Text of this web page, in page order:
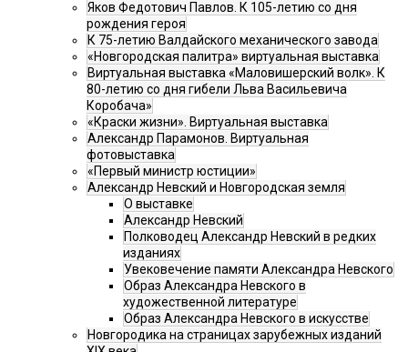
Яков Федотович Павлов. К 105-летию со дня
рождения героя
К 75-летию Валдайского механического завода
«Новгородская палитра» виртуальная выставка
Виртуальная выставка «Маловишерский волк». К
80-летию со дня гибели Льва Васильевича
Коробача»
«Краски жизни». Виртуальная выставка
Александр Парамонов. Виртуальная
фотовыставка
«Первый министр юстиции»
Александр Невский и Новгородская земля
О выставке
Александр Невский
Полководец Александр Невский в редких
изданиях
Увековечение памяти Александра Невского
Образ Александра Невского в
художественной литературе
Образ Александра Невского в искусстве
Новгородика на страницах зарубежных изданий